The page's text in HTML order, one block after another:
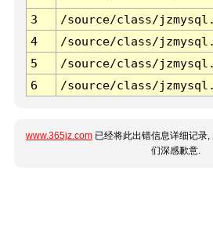
3 /source/class/
4
/source/class/
5
/source/class/
6
/source/class/
www.365jz.com 已经将此出错信息详细记录
们深感歉意.